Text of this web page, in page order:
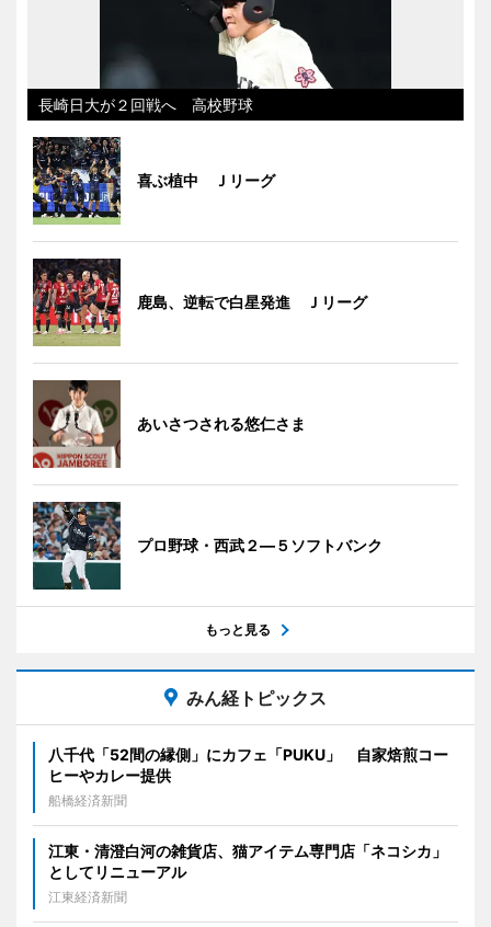
長崎日大が２回戦へ 高校野球
喜ぶ植中 Ｊリーグ
鹿島、逆転で白星発進 Ｊリーグ
あいさつされる悠仁さま
プロ野球・西武２―５ソフトバンク
もっと見る
みん経トピックス
八千代「52間の縁側」にカフェ「PUKU」 自家焙煎コー
ヒーやカレー提供
船橋経済新聞
江東・清澄白河の雑貨店、猫アイテム専門店「ネコシカ」
としてリニューアル
江東経済新聞